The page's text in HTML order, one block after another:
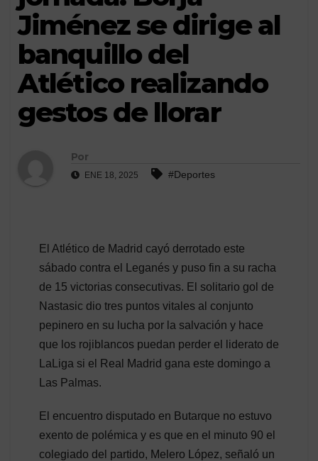
Jiménez se dirige al
banquillo del
Atlético realizando
gestos de llorar
Por
ENE 18, 2025 #Deportes
El Atlético de Madrid cayó derrotado este
sábado contra el Leganés y puso fin a su racha
de 15 victorias consecutivas. El solitario gol de
Nastasic dio tres puntos vitales al conjunto
pepinero en su lucha por la salvación y hace
que los rojiblancos puedan perder el liderato de
LaLiga si el Real Madrid gana este domingo a
Las Palmas.
El encuentro disputado en Butarque no estuvo
exento de polémica y es que en el minuto 90 el
colegiado del partido, Melero López, señaló un